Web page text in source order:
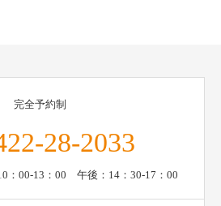
完全予約制
28-2033
：00-13：00 午後：14：30-17：00